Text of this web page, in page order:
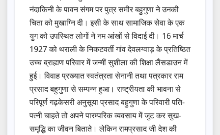
नंदाकिनी के पावन संगम पर पुत्र समीर बहुगुणा ने उनकी
चिता को मुखाग्नि दी। इसी के साथ सामाजिक सेवा के एक
युग को उपस्थित लोगों ने नम आंखों से विदाई दी। 16 मार्च
1927 को थराली के निकटवर्ती गांव देवलग्वाड़ के प्रतिष्ठित
उच्च ब्राह्मण परिवार में जन्मीं सुशीला की शिक्षा लैंसडाउन में
हुई। विवाह प्रख्यात स्वतंत्रता सेनानी तथा पत्रकार राम
प्रसाद बहुगुणा से सम्पन्न हुआ। राष्ट्रीयता की भावना से
परिपूर्ण गढ़केसरी अनुसूया प्रसाद बहुगुणा के परिवारी पति-
पत्नी चाहते तो अपने पारम्परिक व्यवसाय में जुट कर सुख-
समृद्धि का जीवन बिताते। लेकिन रामप्रसाद जी देश की